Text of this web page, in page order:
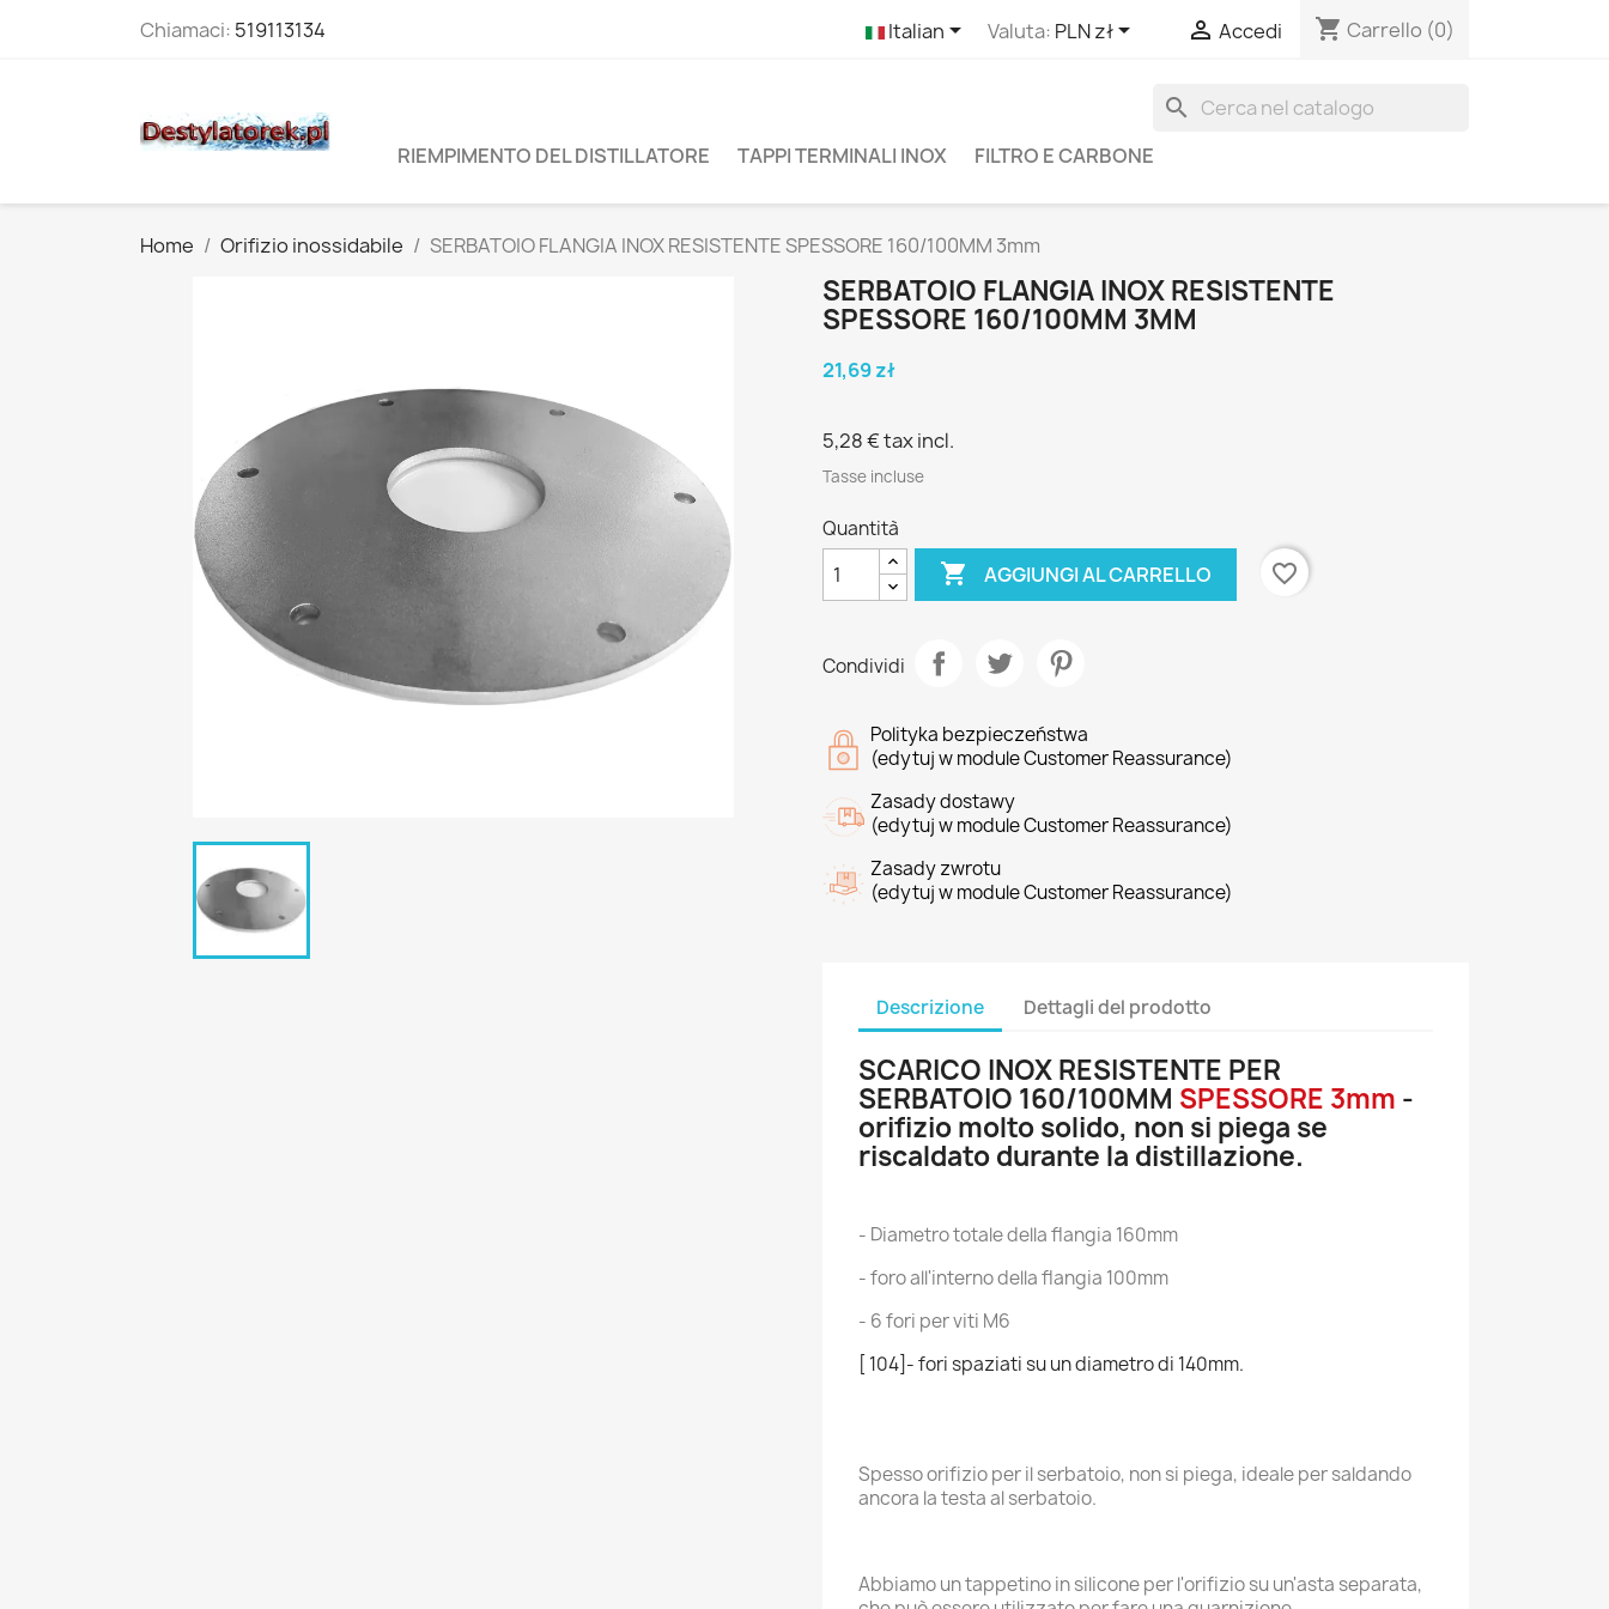
Chiamaci: 519113134 Italian Valuta: PLN zł  Accedi shopping_cart Carrello (0)
search
RIEMPIMENTO DEL DISTILLATORE TAPPI TERMINALI INOX FILTRO E CARBONE
Home Orifizio inossidabile SERBATOIO FLANGIA INOX RESISTENTE SPESSORE 160/100MM 3mm
SERBATOIO FLANGIA INOX RESISTENTE
SPESSORE 160/100MM 3MM
21,69 zł
5,28 €tax incl.
Tasse incluse
Quantità
 AGGIUNGI AL CARRELLO favorite_border
Condividi
Polityka bezpieczeństwa
(edytuj w module Customer Reassurance)
Zasady dostawy
(edytuj w module Customer Reassurance)
Zasady zwrotu
(edytuj w module Customer Reassurance)
Descrizione Dettagli del prodotto
SCARICO INOX RESISTENTE PER
SERBATOIO 160/100MM SPESSORE 3mm -
orifizio molto solido, non si piega se
riscaldato durante la distillazione.
- Diametro totale della flangia 160mm
- foro all'interno della flangia 100mm
- 6 fori per viti M6
[ 104]- fori spaziati su un diametro di 140mm.
Spesso orifizio per il serbatoio, non si piega, ideale per saldando
ancora la testa al serbatoio.
Abbiamo un tappetino in silicone per l'orifizio su un'asta separata,